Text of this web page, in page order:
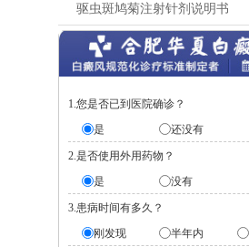
驱虫斑鸠菊注射针剂说明书
1.您是否已到医院确诊？
是
还没有
2.是否使用外用药物？
是
没有
3.患病时间有多久？
刚发现
半年内